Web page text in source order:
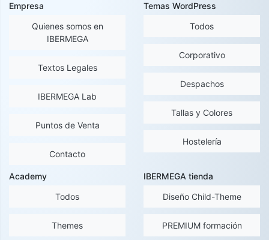
Empresa
Quienes somos en
IBERMEGA
Textos Legales
IBERMEGA Lab
Puntos de Venta
Contacto
Temas WordPress
Todos
Corporativo
Despachos
Tallas y Colores
Hostelería
Academy
Todos
Themes
IBERMEGA tienda
Diseño Child-Theme
PREMIUM formación